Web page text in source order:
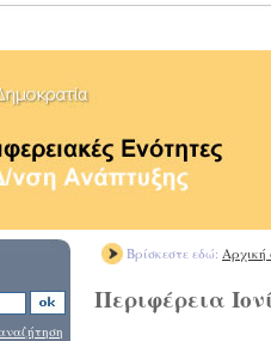
Βρίσκεστε εδώ: Αρχική
Περιφέρεια